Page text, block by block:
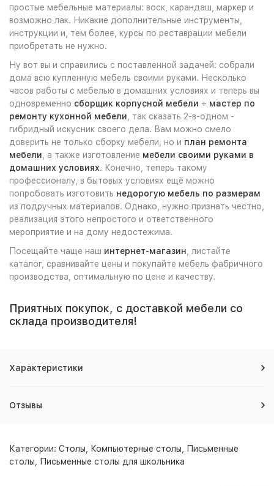
простые мебельные материалы: воск, карандаш, маркер и
возможно лак. Никакие дополнительные инструменты,
инструкции и, тем более, курсы по реставрации мебели
приобретать не нужно.
Ну вот вы и справились с поставленной задачей: собрали
дома всю купленную мебель своими руками. Несколько
часов работы с мебелью в домашних условиях и теперь вы
одновременно сборщик корпусной мебели + мастер по
ремонту кухонной мебели , так сказать 2-в-одном -
гибридный искусник своего дела. Вам можно смело
доверить не только сборку мебели, но и план ремонта
мебели , а также изготовление мебели своими руками в
домашних условиях. Конечно, теперь такому
профессионалу, в бытовых условиях ещё можно
попробовать изготовить недорогую мебель по размерам
из подручных материалов. Однако, нужно признать честно,
реализация этого непростого и ответственного
мероприятие и на дому недостежима.
Посещайте чаще наш интернет-магазин , листайте
каталог, сравнивайте цены и покупайте мебель фабричного
производства, оптимальную по цене и качеству.
Приятных покупок, с доставкой мебели со
склада производителя!
Характеристики
Отзывы
Категории: Столы Компьютерные столы
Письменные
столы
Письменные столы для школьника